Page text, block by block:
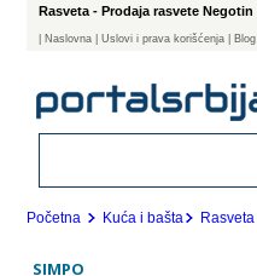
Rasveta - Prodaja rasvete Negotin
Naslovna | Uslovi i prava korišćenja Blog
Početna Kuća i bašta Rasveta
SIMPO